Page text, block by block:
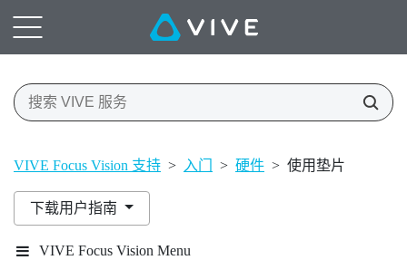
VIVE Focus Vision 支持 > 入门 > 硬件 > 使用垫片
下载用户指南
VIVE Focus Vision Menu